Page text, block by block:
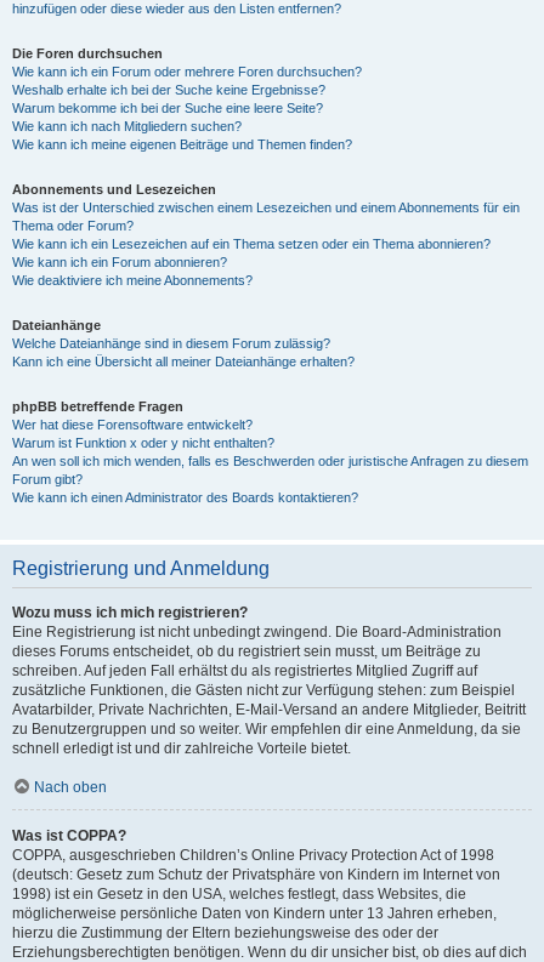
hinzufügen oder diese wieder aus den Listen entfernen?
Die Foren durchsuchen
Wie kann ich ein Forum oder mehrere Foren durchsuchen?
Weshalb erhalte ich bei der Suche keine Ergebnisse?
Warum bekomme ich bei der Suche eine leere Seite?
Wie kann ich nach Mitgliedern suchen?
Wie kann ich meine eigenen Beiträge und Themen finden?
Abonnements und Lesezeichen
Was ist der Unterschied zwischen einem Lesezeichen und einem Abonnements für ein
Thema oder Forum?
Wie kann ich ein Lesezeichen auf ein Thema setzen oder ein Thema abonnieren?
Wie kann ich ein Forum abonnieren?
Wie deaktiviere ich meine Abonnements?
Dateianhänge
Welche Dateianhänge sind in diesem Forum zulässig?
Kann ich eine Übersicht all meiner Dateianhänge erhalten?
phpBB betreffende Fragen
Wer hat diese Forensoftware entwickelt?
Warum ist Funktion x oder y nicht enthalten?
An wen soll ich mich wenden, falls es Beschwerden oder juristische Anfragen zu diesem
Forum gibt?
Wie kann ich einen Administrator des Boards kontaktieren?
Registrierung und Anmeldung
Wozu muss ich mich registrieren?
Eine Registrierung ist nicht unbedingt zwingend. Die Board-Administration
dieses Forums entscheidet, ob du registriert sein musst, um Beiträge zu
schreiben. Auf jeden Fall erhältst du als registriertes Mitglied Zugriff auf
zusätzliche Funktionen, die Gästen nicht zur Verfügung stehen: zum Beispiel
Avatarbilder, Private Nachrichten, E-Mail-Versand an andere Mitglieder, Beitritt
zu Benutzergruppen und so weiter. Wir empfehlen dir eine Anmeldung, da sie
schnell erledigt ist und dir zahlreiche Vorteile bietet.
Nach oben
Was ist COPPA?
COPPA, ausgeschrieben Children’s Online Privacy Protection Act of 1998
(deutsch: Gesetz zum Schutz der Privatsphäre von Kindern im Internet von
1998) ist ein Gesetz in den USA, welches festlegt, dass Websites, die
möglicherweise persönliche Daten von Kindern unter 13 Jahren erheben,
hierzu die Zustimmung der Eltern beziehungsweise des oder der
Erziehungsberechtigten benötigen. Wenn du dir unsicher bist, ob dies auf dich